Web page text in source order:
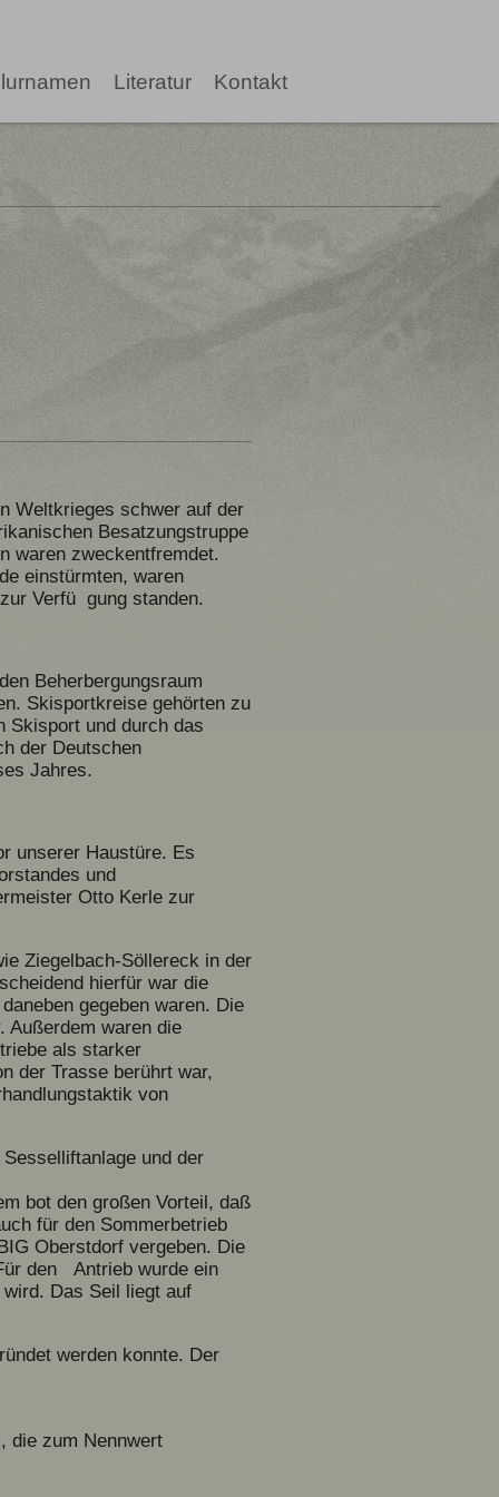
Literatur Kontakt
Weltkrieges schwer auf der
Besatzungstruppe
waren zweckentfremdet.
einstürmten, waren
Verfü gung standen.
Beherbergungsraum
Skisportkreise gehörten zu
Skisport und durch das
der Deutschen
Jahres.
unserer Haustüre. Es
und
Otto Kerle zur
Ziegelbach-Söllereck in der
hierfür war die
gegeben waren. Die
waren die
als starker
der Trasse berührt war,
von
und der
bot den großen Vorteil, daß
für den Sommerbetrieb
Oberstdorf vergeben. Die
den Antrieb wurde ein
Das Seil liegt auf
werden konnte. Der
die zum Nennwert